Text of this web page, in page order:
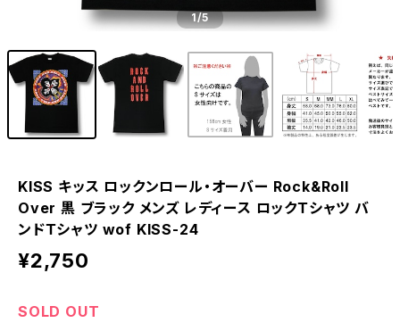
1/5
KISS キッス ロックンロール・オーバー Rock&Roll
Over 黒 ブラック メンズ レディース ロックＴシャツ バ
ンドＴシャツ wof KISS-24
¥2,750
SOLD OUT